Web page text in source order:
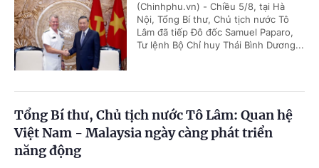
(Chinhphu.vn) - Chiều 5/8, tại Hà
Nội, Tổng Bí thư, Chủ tịch nước Tô
Lâm đã tiếp Đô đốc Samuel Paparo,
Tư lệnh Bộ Chỉ huy Thái Bình Dương...
Tổng Bí thư, Chủ tịch nước Tô Lâm: Quan hệ
Việt Nam - Malaysia ngày càng phát triển
năng động